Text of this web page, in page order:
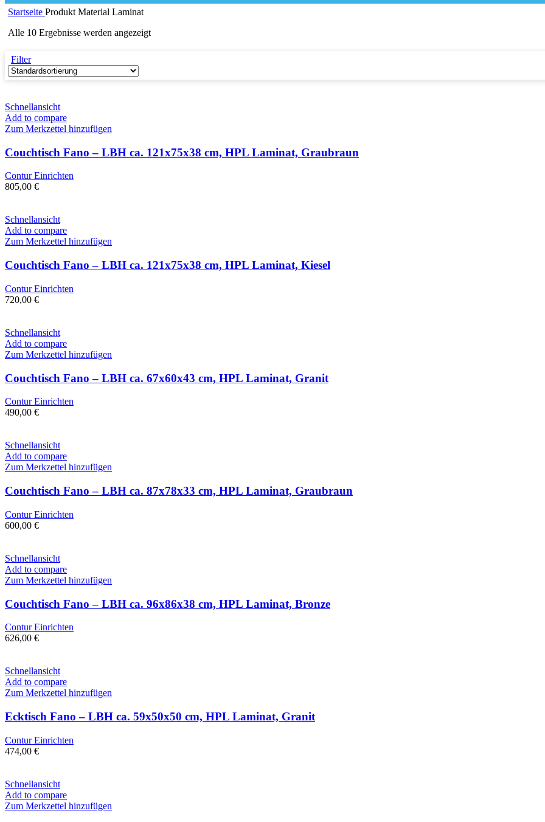
Startseite Produkt Material Laminat
Alle 10 Ergebnisse werden angezeigt
Filter
Schnellansicht
Add to compare
Zum Merkzettel hinzufügen
Couchtisch Fano – LBH ca. 121x75x38 cm, HPL Laminat, Graubraun
Contur Einrichten
805,00 €
Schnellansicht
Add to compare
Zum Merkzettel hinzufügen
Couchtisch Fano – LBH ca. 121x75x38 cm, HPL Laminat, Kiesel
Contur Einrichten
720,00 €
Schnellansicht
Add to compare
Zum Merkzettel hinzufügen
Couchtisch Fano – LBH ca. 67x60x43 cm, HPL Laminat, Granit
Contur Einrichten
490,00 €
Schnellansicht
Add to compare
Zum Merkzettel hinzufügen
Couchtisch Fano – LBH ca. 87x78x33 cm, HPL Laminat, Graubraun
Contur Einrichten
600,00 €
Schnellansicht
Add to compare
Zum Merkzettel hinzufügen
Couchtisch Fano – LBH ca. 96x86x38 cm, HPL Laminat, Bronze
Contur Einrichten
626,00 €
Schnellansicht
Add to compare
Zum Merkzettel hinzufügen
Ecktisch Fano – LBH ca. 59x50x50 cm, HPL Laminat, Granit
Contur Einrichten
474,00 €
Schnellansicht
Add to compare
Zum Merkzettel hinzufügen